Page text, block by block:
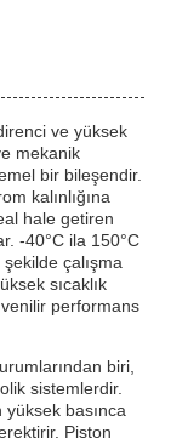
ve yüksek
mekanik
bir bileşendir.
kalınlığına
hale getiren
-40°C ila 150°C
şekilde çalışma
sıcaklık
performans
biri,
sistemlerdir.
basınca
Piston